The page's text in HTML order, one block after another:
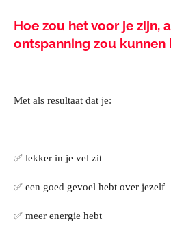
Hoe zou het voor je zijn,
ontspanning zou kunnen
Met als resultaat dat je:
✅ lekker in je vel zit
✅ een goed gevoel hebt over jezelf
✅ meer energie hebt